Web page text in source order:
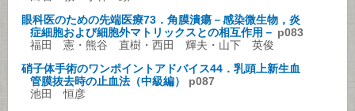
眼科医のための先端医療73．角膜潰瘍－感染微生物，炎
症細胞および細胞外マトリックスとの相互作用－ p083
福田 憲・熊谷 直樹・西田 輝夫・山下 英俊
硝子体手術のワンポイントアドバイス44．乳頭上新生血
管膜抜去時の止血法（中級編）
p087
池田 恒彦